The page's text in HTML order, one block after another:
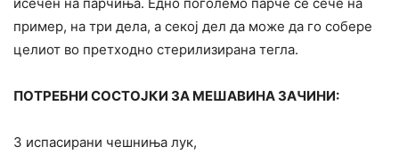
исечен на парчиња. Едно поголемо парче се сече на
пример, на три дела, а секој дел да може да го собере
целиот во претходно стерилизирана тегла.
ПОТРЕБНИ СОСТОЈКИ ЗА МЕШАВИНА ЗАЧИНИ:
3 испасирани чешниња лук,